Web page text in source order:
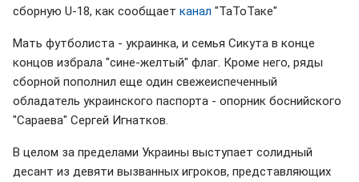
сборную U-18, как сообщает канал "ТаТоТаке"
Мать футболиста - украинка, и семья Сикута в конце
концов избрала "сине-желтый" флаг. Кроме него, ряды
сборной пополнил еще один свежеиспеченный
обладатель украинского паспорта - опорник боснийского
"Сараева" Сергей Игнатков.
В целом за пределами Украины выступает солидный
десант из девяти вызванных игроков, представляющих